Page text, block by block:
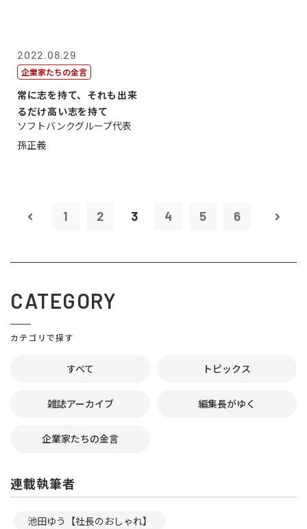
2022.08.29
企業家たちの金言
常に志を持て、それも出来
るだけ高い志を持て
ソフトバンクグループ代表
孫正義
1 2 3 4 5 6
CATEGORY
カテゴリで探す
すべて トピックス
雑誌アーカイブ 編集長がゆく
企業家たちの金言
連載執筆者
池田ゆう【社長のおしゃれ】